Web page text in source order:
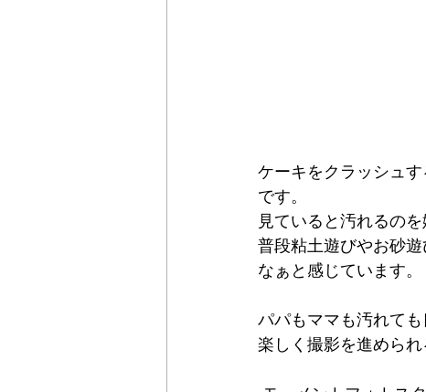
ケーキをクラッシュ
です。
見ていると汚れるの
普段粘土遊びやお砂
なぁと感じています。
パパもママも汚れて
楽しく撮影を進められ